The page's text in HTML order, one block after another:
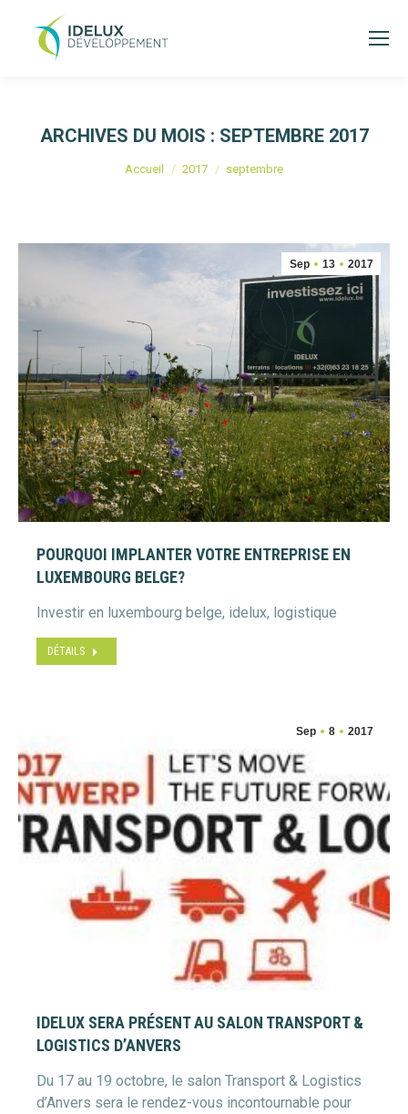
ARCHIVES DU MOIS : SEPTEMBRE 2017
Vous êtes ici :
Accueil 2017 septembre
Sep 13 2017
POURQUOI IMPLANTER VOTRE ENTREPRISE EN
LUXEMBOURG BELGE?
Investir en luxembourg belge, idelux, logistique
DÉTAILS
Sep 8 2017
IDELUX SERA PRÉSENT AU SALON TRANSPORT &
LOGISTICS D’ANVERS
Du 17 au 19 octobre, le salon Transport & Logistics
d’Anvers sera le rendez-vous incontournable pour